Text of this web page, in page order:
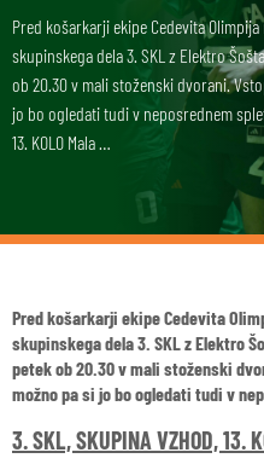
Pred košarkarji ekipe Cedevita
skupinskega dela 3. SKL z Elektro
ob 20.30 v mali stoženski dvorani.
jo bo ogledati tudi v neposrednem
13. KOLO Mala …
Pred košarkarji ekipe Cedevita
skupinskega dela 3. SKL z Elektro
petek ob 20.30 v mali stoženski
možno pa si jo bo ogledati tudi v
3. SKL, SKUPINA VZHOD, 13.